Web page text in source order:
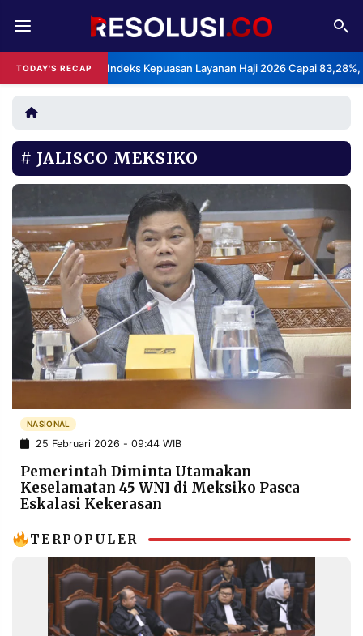
TODAY'S RECAPBPS: Indeks Kepuasan Layanan Haji 2026 Capai 83,28%,
REDAKSI TENTANG
RESOLUSI IKLAN
RUBRIKASI
EDITORIAL AKSARA
FINANSIA PERSONA
DAERAH NASIONAL
MANCA SPORT
INFORMASI
PRIVACY
POLICY
BERITA
WARGA
INFORMASI
IKLAN
KIRIM
PENGADUAN TERM
OF
SERVICE
IKUTI
JALISCO MEKSIKO
NASIONAL
25 Februari 2026 - 09:44 WIB
Pemerintah Diminta Utamakan
Keselamatan 45 WNI di Meksiko Pasca
Eskalasi Kekerasan
TERPOPULER